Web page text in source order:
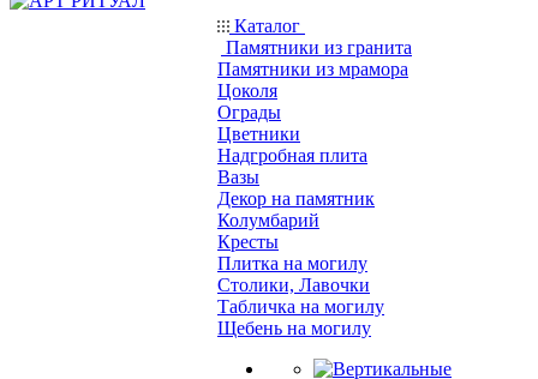
Каталог
Памятники из гранита
Памятники из мрамора
Цоколя
Ограды
Цветники
Надгробная плита
Вазы
Декор на памятник
Колумбарий
Кресты
Плитка на могилу
Столики, Лавочки
Табличка на могилу
Щебень на могилу